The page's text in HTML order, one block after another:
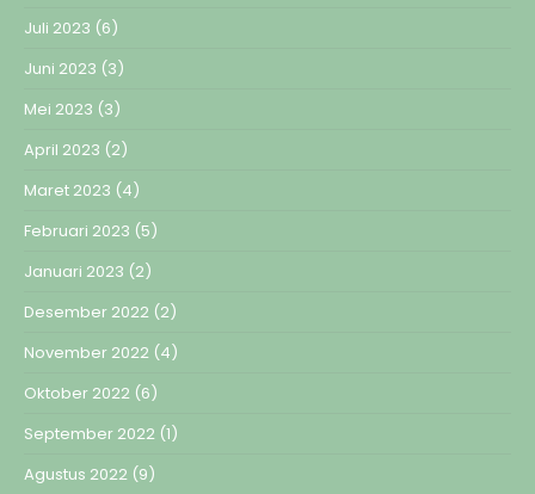
Juli 2023 (6)
Juni 2023 (3)
Mei 2023 (3)
April 2023 (2)
Maret 2023 (4)
Februari 2023 (5)
Januari 2023 (2)
Desember 2022 (2)
November 2022 (4)
Oktober 2022 (6)
September 2022 (1)
Agustus 2022 (9)